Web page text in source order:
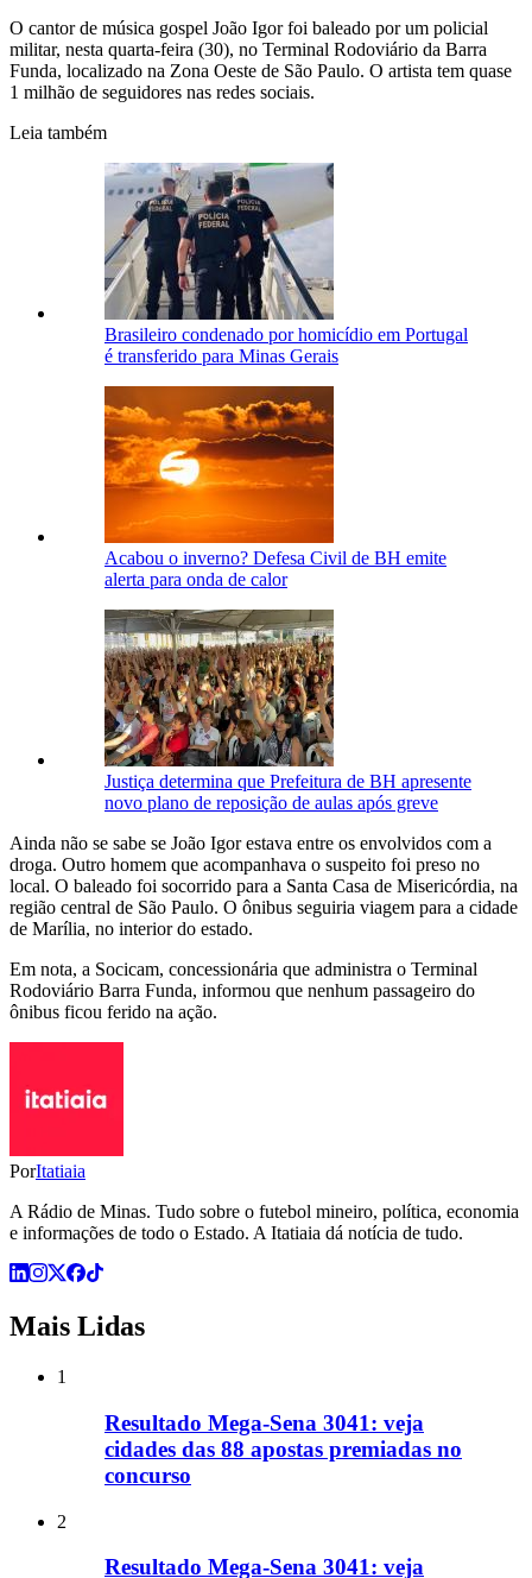
O cantor de música gospel João Igor foi baleado por um policial
militar, nesta quarta-feira (30), no Terminal Rodoviário da Barra
Funda, localizado na Zona Oeste de São Paulo. O artista tem quase
1 milhão de seguidores nas redes sociais.
Leia também
Brasileiro condenado por homicídio em Portugal
é transferido para Minas Gerais
Acabou o inverno? Defesa Civil de BH emite
alerta para onda de calor
Justiça determina que Prefeitura de BH apresente
novo plano de reposição de aulas após greve
Ainda não se sabe se João Igor estava entre os envolvidos com a
droga. Outro homem que acompanhava o suspeito foi preso no
local. O baleado foi socorrido para a Santa Casa de Misericórdia, na
região central de São Paulo. O ônibus seguiria viagem para a cidade
de Marília, no interior do estado.
Em nota, a Socicam, concessionária que administra o Terminal
Rodoviário Barra Funda, informou que nenhum passageiro do
ônibus ficou ferido na ação.
PorItatiaia
A Rádio de Minas. Tudo sobre o futebol mineiro, política, economia
e informações de todo o Estado. A Itatiaia dá notícia de tudo.
Mais Lidas
1
Resultado Mega-Sena 3041: veja
cidades das 88 apostas premiadas no
concurso
2
Resultado Mega-Sena 3041: veja